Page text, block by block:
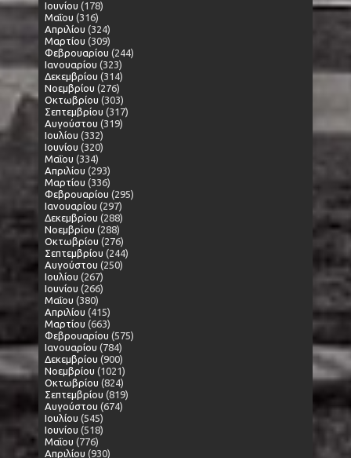
Ιουνίου (178)
Μαΐου (316)
Απριλίου (324)
Μαρτίου (309)
Φεβρουαρίου (244)
Ιανουαρίου (323)
Δεκεμβρίου (314)
Νοεμβρίου (276)
Οκτωβρίου (303)
Σεπτεμβρίου (317)
Αυγούστου (319)
Ιουλίου (332)
Ιουνίου (320)
Μαΐου (334)
Απριλίου (293)
Μαρτίου (336)
Φεβρουαρίου (295)
Ιανουαρίου (297)
Δεκεμβρίου (288)
Νοεμβρίου (288)
Οκτωβρίου (276)
Σεπτεμβρίου (244)
Αυγούστου (250)
Ιουλίου (267)
Ιουνίου (266)
Μαΐου (380)
Απριλίου (415)
Μαρτίου (663)
Φεβρουαρίου (575)
Ιανουαρίου (784)
Δεκεμβρίου (900)
Νοεμβρίου (1021)
Οκτωβρίου (824)
Σεπτεμβρίου (819)
Αυγούστου (674)
Ιουλίου (545)
Ιουνίου (518)
Μαΐου (776)
Απριλίου (930)